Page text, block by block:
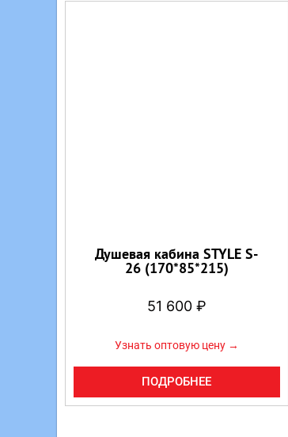
Душевая кабина STYLE S-
26 (170*85*215)
51 600 ₽
Узнать оптовую цену →
ПОДРОБНЕЕ